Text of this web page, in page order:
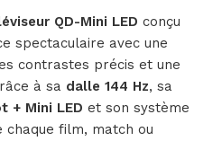
QD-Mini LED conçu
spectaculaire avec une
contrastes précis et une
à sa dalle 144 Hz, sa
+ Mini LED et son système
film, match ou